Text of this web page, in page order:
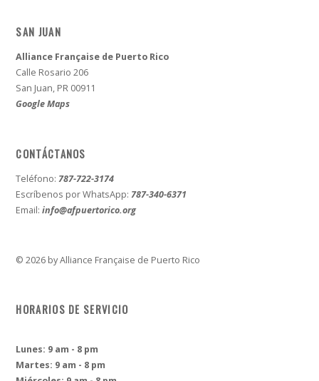
SAN JUAN
Alliance Française de Puerto Rico
Calle Rosario 206
San Juan, PR 00911
Google Maps
CONTÁCTANOS
Teléfono:787-722-3174
Escríbenos por WhatsApp:787-340-6371
Email:info@afpuertorico.org
© 2026 by Alliance Française de Puerto Rico
HORARIOS DE SERVICIO
Lunes: 9 am - 8 pm
Martes: 9 am - 8 pm